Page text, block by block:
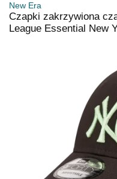
New Era
Czapki zakrzywiona
League Essential New